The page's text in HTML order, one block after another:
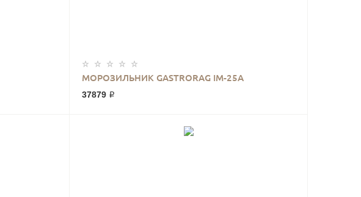
МОРОЗИЛЬНИК GASTRORAG IM-25A
37879 ₽